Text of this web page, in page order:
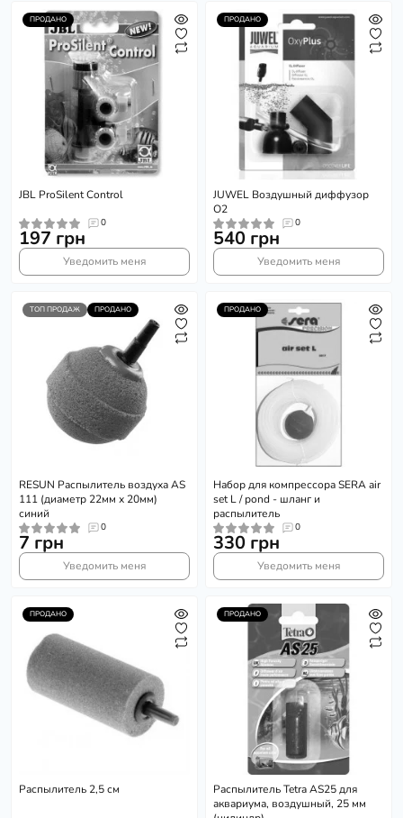
ПРОДАНО
JBL ProSilent Control
0
197 грн
Уведомить меня
ПРОДАНО
JUWEL Воздушный диффузор
О2
0
540 грн
Уведомить меня
ТОП ПРОДАЖ ПРОДАНО
RESUN Распылитель воздуха AS
111 (диаметр 22мм х 20мм)
синий
0
7 грн
Уведомить меня
ПРОДАНО
Набор для компрессора SERA air
set L / pond - шланг и
распылитель
0
330 грн
Уведомить меня
ПРОДАНО
Распылитель 2,5 см
ПРОДАНО
Распылитель Tetra AS25 для
аквариума, воздушный, 25 мм